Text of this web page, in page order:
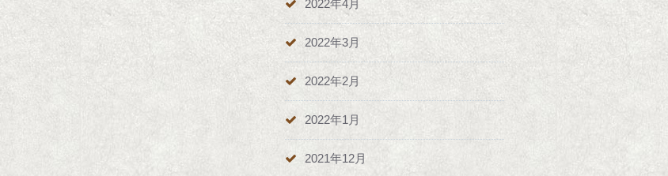
2022年4月
2022年3月
2022年2月
2022年1月
2021年12月